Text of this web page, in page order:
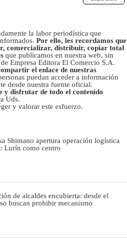
la labor periodística que
Por ello, les recordamos que
comercializar, distribuir, copiar total
que publicamos en nuestra web, sin
Empresa Editora El Comercio S.A.
el enlace de nuestras
puedan acceder a información
desde nuestra fuente oficial.
y disfrutar de todo el contenido
Uds.
y valorar este esfuerzo.
Shimano apertura operación logística
Lurín como centro
de alcaldes encubierta: desde el
buscan prohibir mecanismo